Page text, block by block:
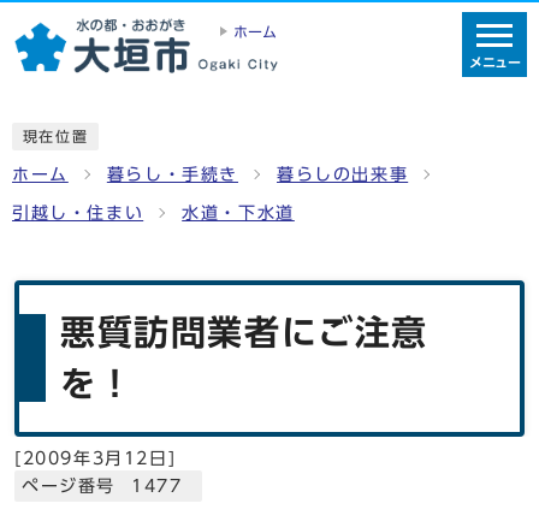
ホーム
メニュー
現在位置
ホーム 暮らし・手続き 暮らしの出来事
引越し・住まい 水道・下水道
悪質訪問業者にご注意
を！
[ 2009年3月12日 ]
ページ番号 1477